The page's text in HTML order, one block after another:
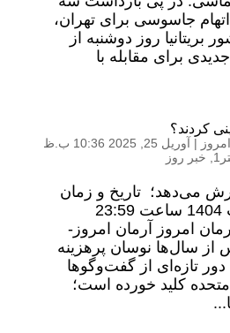
اتهام جاسوسی برای تهران،
بریتانیا روز دوشنبه از
برای مقابله با
کردند؟
| آوریل 25, 2025 10:36 ب.ظ
خبر روز
می‌دهد؛ تاریخ و زمان
ارسال: 5 اردیبهشت 1404 ساعت 23:59
امروز آرمان امروز-
از سال‌ها نوسان پرهزینه
تازه‌ای از گفت‌وگوها
متحده کلید خورده است؛